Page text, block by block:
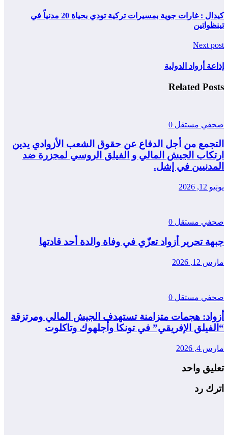
كيدال : غارات جوية بمسيرات تركية تودي بحياة 20 مدنياً في
تينظواتين
Next post
إذاعة أزواد الدولية
Related Posts
صحفي مستقل 0
التجمع من أجل الدفاع عن حقوق الشعب الأزوادي يدين
ارتكاب الجيش المالي و الفيلق الروسي لمجزرة ضد
المدنيين في إشل.
يونيو 12, 2026
صحفي مستقل 0
جبهة تحرير أزواد تعزّي في وفاة والدة أحد قادتها
مارس 12, 2026
صحفي مستقل 0
أزواد: هجمات متزامنة تستهدف الجيش المالي ومرتزقة
“الفيلق الإفريقي” في تونكا وأجلهوك وتاكلوت
مارس 4, 2026
تعليق واحد
اترك رد